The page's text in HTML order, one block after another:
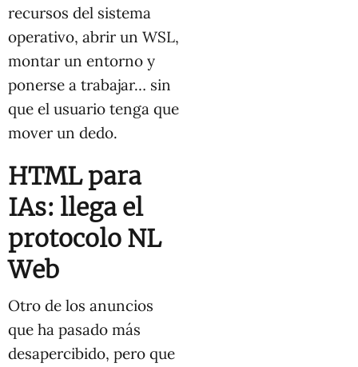
recursos del sistema
operativo, abrir un WSL,
montar un entorno y
ponerse a trabajar… sin
que el usuario tenga que
mover un dedo.
HTML para
IAs: llega el
protocolo NL
Web
Otro de los anuncios
que ha pasado más
desapercibido, pero que